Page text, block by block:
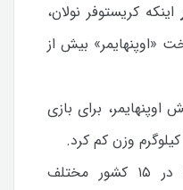
اینکه کریستوفر نولان،
«اوپنهایمر» بیش از
اوپنهایمر، برای بازی
فیلمبرداری «اوپنهایمر» در ۱۵ کشور مختلف